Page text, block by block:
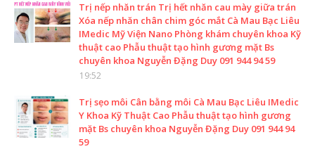
Trị nếp nhăn trán Trị hết nhăn cau mày giữa trán
Xóa nếp nhăn chân chim góc mắt Cà Mau Bạc Liêu
IMedic Mỹ Viện Nano Phòng khám chuyên khoa Kỹ
thuật cao Phẫu thuật tạo hình gương mặt Bs
chuyên khoa Nguyễn Đặng Duy 091 944 94 59
19:52
Trị sẹo môi Cân bằng môi Cà Mau Bạc Liêu IMedic
Y Khoa Kỹ Thuật Cao Phẫu thuật tạo hình gương
mặt Bs chuyên khoa Nguyễn Đặng Duy 091 944 94
59